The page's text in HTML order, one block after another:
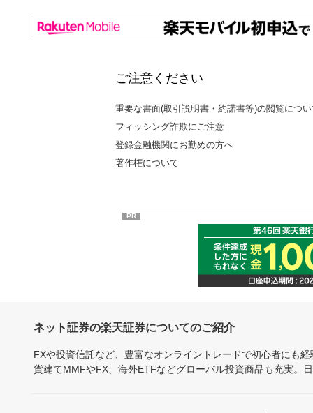
ご注意ください
重要な書面(取引説明書・約諾書等)の閲覧につ
フィッシング詐欺にご注意
登録金融機関にお勤めの方へ
著作権について
PR
ネット証券の楽天証券についてのご紹介
FXや投資信託など、豊富なオンライントレードで初心者にも
貨建てMMFやFX、海外ETFなどグローバル投資商品も充実。